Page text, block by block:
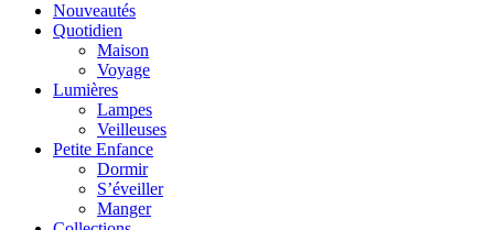
Nouveautés
Quotidien
Maison
Voyage
Lumières
Lampes
Veilleuses
Petite Enfance
Dormir
S’éveiller
Manger